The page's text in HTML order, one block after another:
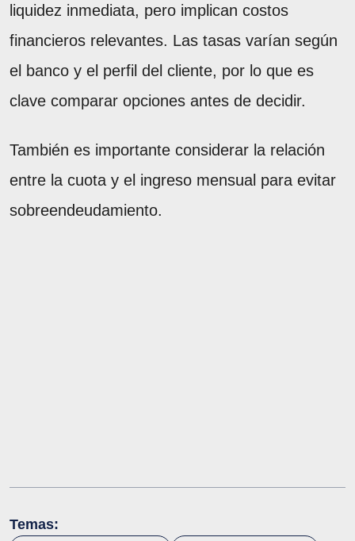
liquidez inmediata, pero implican costos
financieros relevantes. Las tasas varían según
el banco y el perfil del cliente, por lo que es
clave comparar opciones antes de decidir.
También es importante considerar la relación
entre la cuota y el ingreso mensual para evitar
sobreendeudamiento.
Temas: